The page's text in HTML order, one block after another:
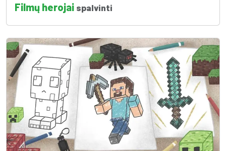
Filmų herojai spalvinti